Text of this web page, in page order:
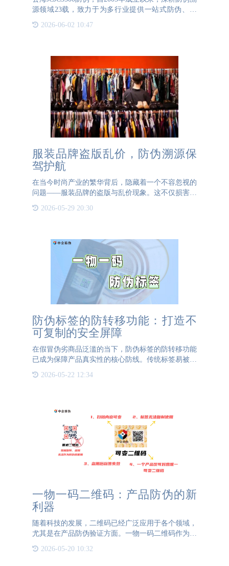
源领域23载，致力于为多行业提供一站式防伪、溯
源、防窜货及溯源营销解决方案。公司总部设于北京
国家新媒体产业基地，并在北上广深等一线城市布局
2026-06-02 10:47
服装品牌盗版乱价，防伪溯源保
驾护航
在当今时尚产业的繁华背后，隐藏着一个不容忽视的
问题——服装品牌的盗版与乱价现象。这不仅损害了
这一困境，防伪溯源技术的应用显得尤为重要，它为
2026-05-29 20:30
防伪标签的防转移功能：打造不
可复制的安全屏障
在假冒伪劣商品泛滥的当下，防伪标签的防转移功能
已成为保障产品真实性的核心防线。传统标签易被完
整撕下并重复利用，为造假者留下可乘之机。而具备
防转移特性的标签，如易碎纸材料、VOID揭开留底
2026-05-22 12:34
一物一码二维码：产品防伪的新
利器
随着科技的发展，二维码已经广泛应用于各个领域，
尤其是在产品防伪验证方面。一物一码二维码作为一
种特殊的可变二维码码制，正逐渐成为产品防伪的重
要工具。与传统的固定二维码不同，一物一码二维码
2026-05-20 10:32